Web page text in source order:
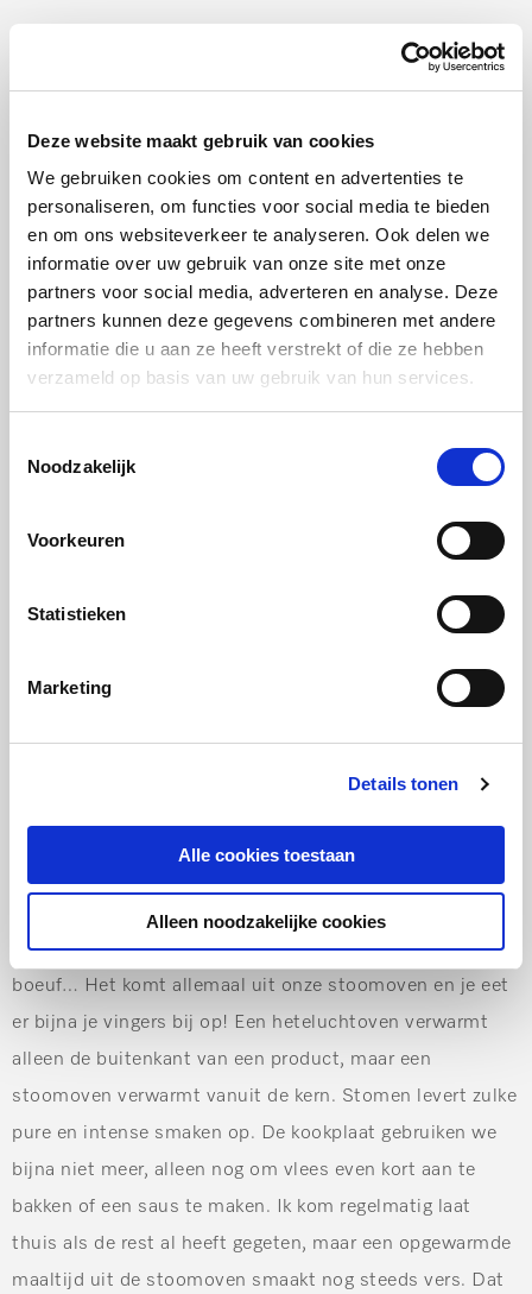
Deze website maakt gebruik van cookies
We gebruiken cookies om content en advertenties te
personaliseren, om functies voor social media te bieden
en om ons websiteverkeer te analyseren. Ook delen we
informatie over uw gebruik van onze site met onze
partners voor social media, adverteren en analyse. Deze
partners kunnen deze gegevens combineren met andere
informatie die u aan ze heeft verstrekt of die ze hebben
verzameld op basis van uw gebruik van hun services.
Noodzakelijk
Voorkeuren
Statistieken
Marketing
Details tonen
Alle cookies toestaan
Alleen noodzakelijke cookies
meteen wat voor keuken jullie wilden?
De indeling was eigenlijk meteen duidelijk en gericht op
functionaliteit en opbergruimte: de kastenwand met de
apparatuur, het spoelgedeelte tegen de muur en koken en
snijden op het eiland. Naast het eiland staat de tafel die
mijn zoon heeft ontworpen met eikenhouten poten en
een blad van grijs composiet. Over onze strakke keuken
met glazen fronten en een keramisch blad met een
benadrukken, hebben de fronten twee verschillende
kleuren: kristalgrijs aan de kant van de tafel en wit in de
keuken. We wonen dichtbij het strand en zitten veel op
het water met onze boot. De zee, de duinen en het
kleurenpalet. Zandtinten geven de keuken namelijk een
rustige en tijdloze uitstraling.
De stoomoven is een van de beste aankopen van onze
keuken! Kipfilet omwikkeld met katenspek, Côte de
boeuf… Het komt allemaal uit onze stoomoven en je eet
er bijna je vingers bij op! Een heteluchtoven verwarmt
alleen de buitenkant van een product, maar een
stoomoven verwarmt vanuit de kern. Stomen levert zulke
pure en intense smaken op. De kookplaat gebruiken we
bijna niet meer, alleen nog om vlees even kort aan te
bakken of een saus te maken. Ik kom regelmatig laat
thuis als de rest al heeft gegeten, maar een opgewarmde
maaltijd uit de stoomoven smaakt nog steeds vers. Dat